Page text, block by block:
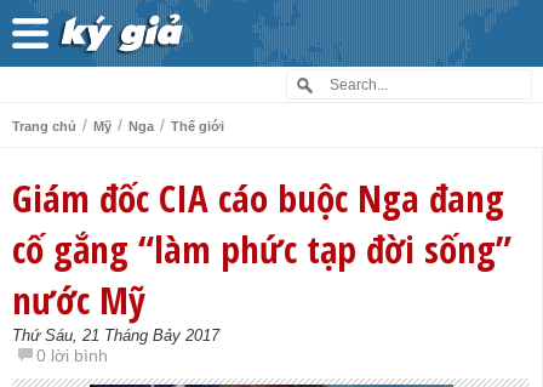
Trang chủ / Mỹ / Nga / Thế giới
Giám đốc CIA cáo buộc Nga đang
cố gắng “làm phức tạp đời sống”
nước Mỹ
Thứ Sáu, 21 Tháng Bảy 2017
0 lời bình